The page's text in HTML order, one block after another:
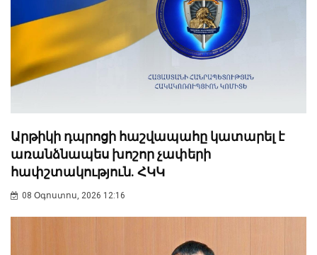
Արթիկի դպրոցի հաշվապահը կատարել է
առանձնապես խոշոր չափերի
հափշտակություն. ՀԿԿ
08 Օգոստոս, 2026 12:16